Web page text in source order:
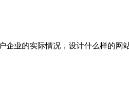
企业的实际情况，设计什么样的